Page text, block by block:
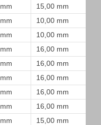
15,00 mm
10,00 mm
10,00 mm
16,00 mm
16,00 mm
16,00 mm
16,00 mm
16,00 mm
15,00 mm